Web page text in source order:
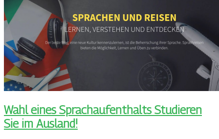
Wahl eines Sprachaufenthalts Studieren
Sie im Ausland!